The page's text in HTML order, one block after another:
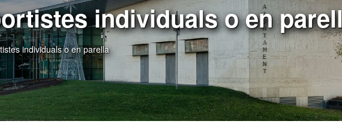
individuals o en
individuals o en parella